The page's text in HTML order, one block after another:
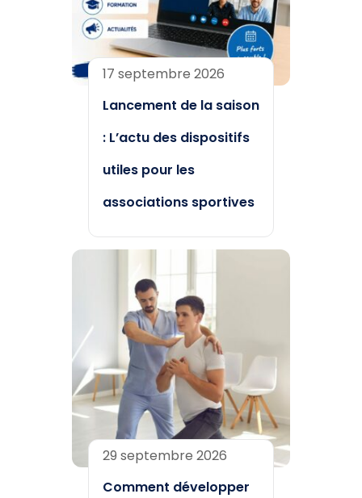
17 septembre 2026
Lancement de la saison
: L’actu des dispositifs
utiles pour les
associations sportives
29 septembre 2026
Comment développer